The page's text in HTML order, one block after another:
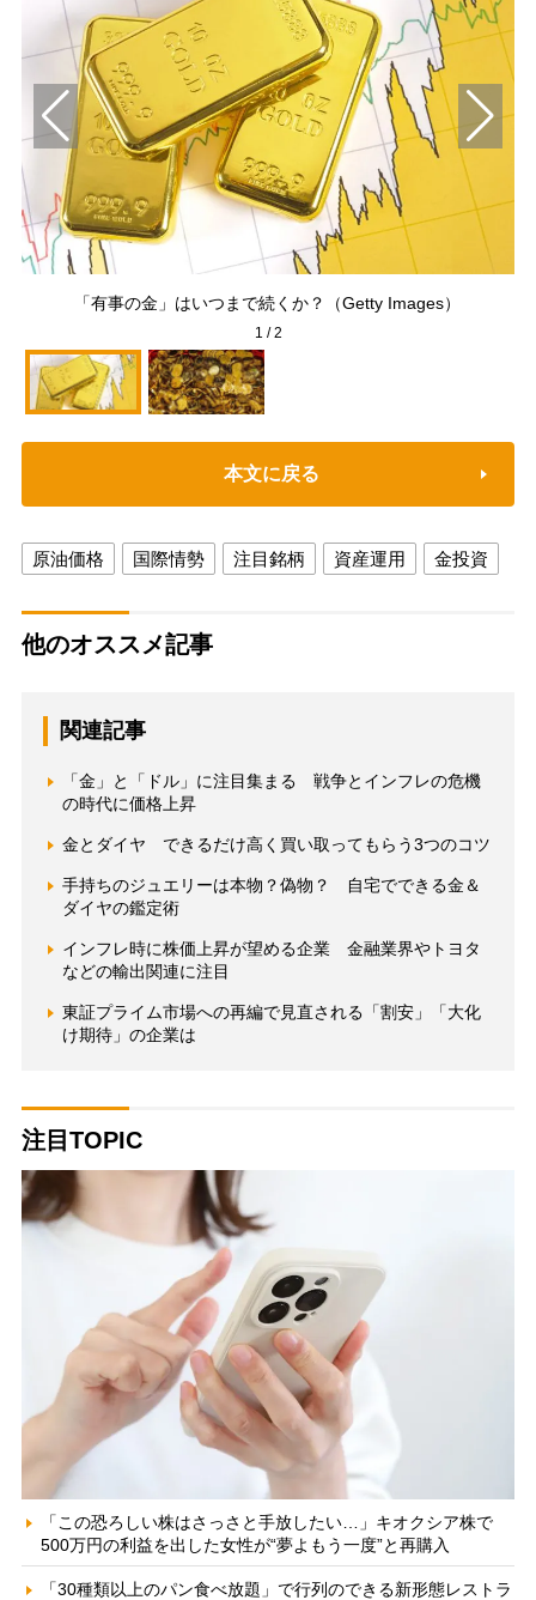
「有事の金」はいつまで続くか？（Getty Images）
1 /2
本文に戻る
原油価格 国際情勢 注目銘柄 資産運用 金投資
他のオススメ記事
関連記事
「金」と「ドル」に注目集まる 戦争とインフレの危機
の時代に価格上昇
金とダイヤ できるだけ高く買い取ってもらう3つのコツ
手持ちのジュエリーは本物？偽物？ 自宅でできる金＆
ダイヤの鑑定術
インフレ時に株価上昇が望める企業 金融業界やトヨタ
などの輸出関連に注目
東証プライム市場への再編で見直される「割安」「大化
け期待」の企業は
注目TOPIC
「この恐ろしい株はさっさと手放したい…」キオクシア株で
500万円の利益を出した女性が“夢よもう一度”と再購入
「30種類以上のパン食べ放題」で行列のできる新形態レストラ